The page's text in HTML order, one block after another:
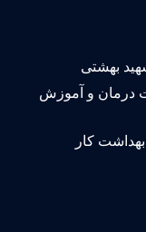
بهشتی
و آموزش
کار